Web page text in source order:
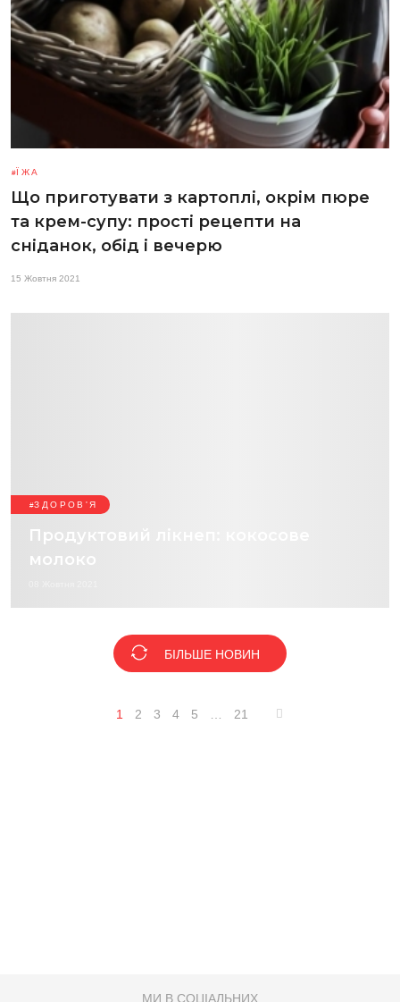
ЇЖА
Що приготувати з картоплі, окрім пюре
та крем-супу: прості рецепти на
сніданок, обід і вечерю
15 Жовтня 2021
ЗДОРОВ'Я
Продуктовий лікнеп: кокосове
молоко
БІЛЬШЕ НОВИН
1 2 3 4 5 21
МИ В СОЦІАЛЬНИХ